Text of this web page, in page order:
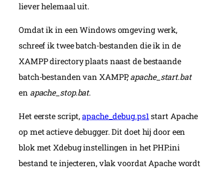
liever helemaal uit.
Omdat ik in een Windows omgeving werk,
schreef ik twee batch-bestanden die ik in de
XAMPP directory plaats naast de bestaande
batch-bestanden van XAMPP,apache_start.bat
en apache_stop.bat.
Het eerste script,apache_debug.ps1start Apache
op met actieve debugger. Dit doet hij door een
blok met Xdebug instellingen in het PHP.ini
bestand te injecteren, vlak voordat Apache wordt